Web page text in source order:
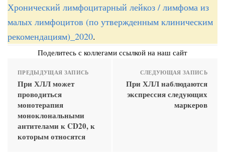
Хронический лимфоцитарный лейкоз / лимфома из
малых лимфоцитов (по утвержденным клиническим
рекомендациям)_2020.
Поделитесь с коллегами ссылкой на наш сайт
ПРЕДЫДУЩАЯ ЗАПИСЬ
При ХЛЛ может
проводиться
монотерапия
моноклональными
антителами к CD20, к
которым относятся
СЛЕДУЮЩАЯ ЗАПИСЬ
При ХЛЛ наблюдаются
экспрессия следующих
маркеров